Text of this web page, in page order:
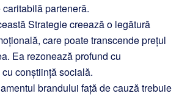
parteneră.
Strategie creează o legătură
care poate transcende prețul
Ea rezonează profund cu
conștiință socială.
brandului față de cauză trebuie